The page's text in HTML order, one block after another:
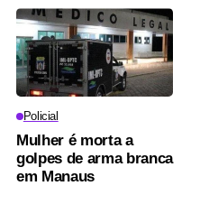
Policial
Mulher é morta a
golpes de arma branca
em Manaus